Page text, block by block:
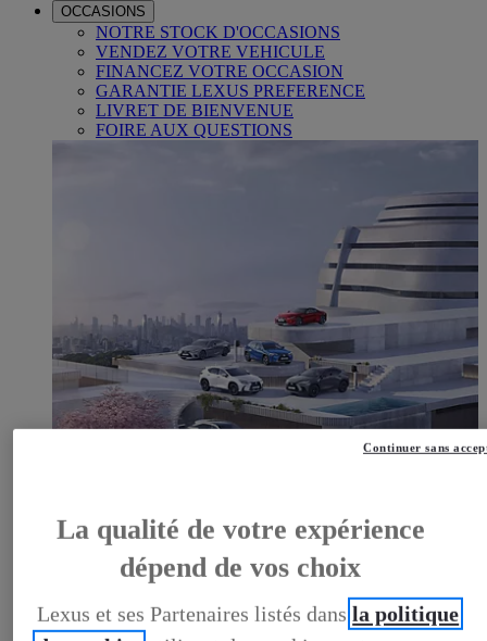
OCCASIONS
NOTRE STOCK D'OCCASIONS
VENDEZ VOTRE VEHICULE
FINANCEZ VOTRE OCCASION
GARANTIE LEXUS PREFERENCE
LIVRET DE BIENVENUE
FOIRE AUX QUESTIONS
LEXUS PRÉFÉRENCE
DECOUVREZ LES VOITURES D'OCCASION
LABELLISEES LEXUS PREFERENCE
La qualité de votre expérience
dépend de vos choix
Lexus et ses Partenaires listés dansla politique
Continuer sans